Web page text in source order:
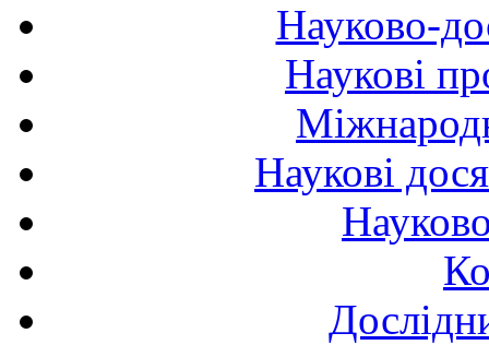
Науково-
Наукові
Наукові